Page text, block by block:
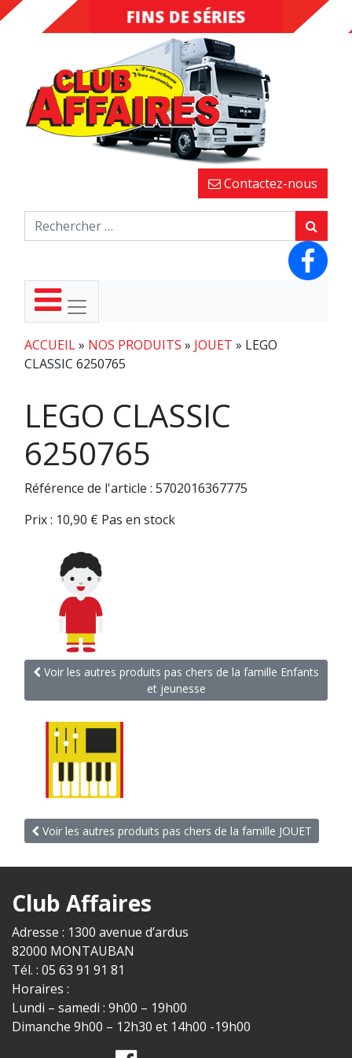
DESTOCKAGE
FINS DE SÉRIES
Contactez-nous
ACCUEIL» NOS PRODUITS » JOUET » LEGO
CLASSIC 6250765
LEGO CLASSIC
6250765
Référence de l'article : 5702016367775
Prix : 10,90 € Pas en stock
Voir les autres produits pas chers de la famille Enfants
et jeunesse
Voir les autres produits pas chers de la famille JOUET
Club Affaires
Adresse : 1300 avenue d’ardus
82000 MONTAUBAN
Tél. : 05 63 91 91 81
Horaires :
Lundi – samedi : 9h00 – 19h00
Dimanche 9h00 – 12h30 et 14h00 -19h00